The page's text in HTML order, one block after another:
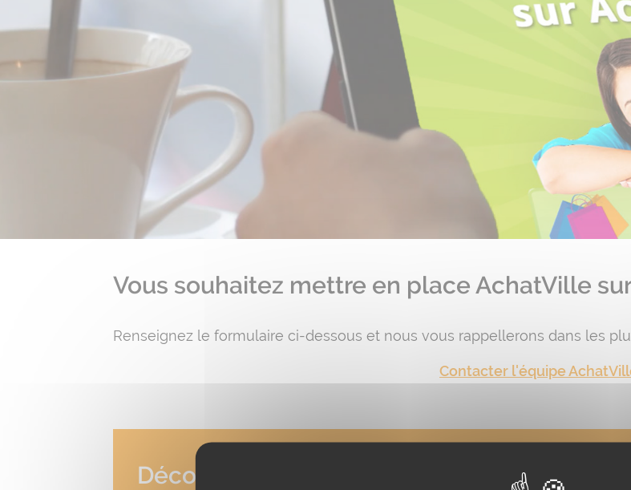
Vous souhaitez mettre en place AchatVille
Renseignez le formulaire ci-dessous et nous vous rappellerons dans les
Contacter l'équipe
Découvrez AchatVille